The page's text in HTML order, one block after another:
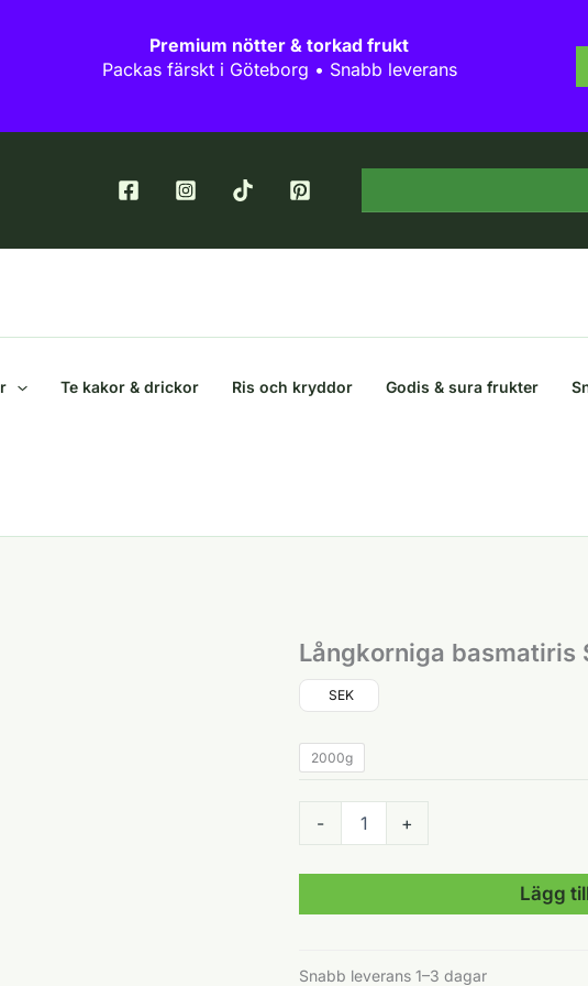
Premium nötter & torkad frukt
Packas färskt i Göteborg • Snabb leverans
Te kakor & drickor Ris och kryddor Godis & sura frukter
Långkorniga basmatiris
SEK
2000g
-
basmatiris
2kg
+
Lägg
Snabb leverans 1–3 dagar